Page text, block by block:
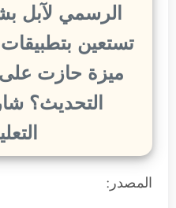
الرسمي لآبل
تستعين
ميزة حازت
التحديث؟
المصدر: